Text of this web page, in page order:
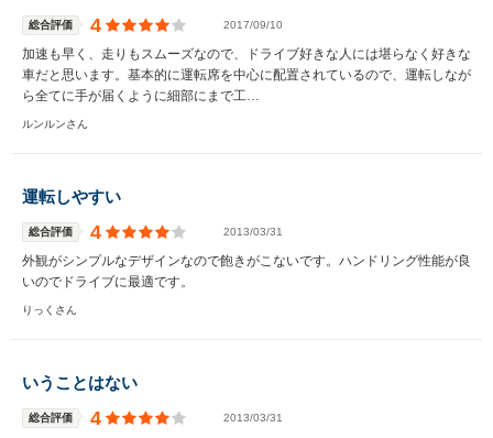
総合評価 4 2017/09/10
加速も早く、走りもスムーズなので、ドライブ好きな人には堪らなく好きな
車だと思います。基本的に運転席を中心に配置されているので、運転しなが
ら全てに手が届くように細部にまで工…
ルンルンさん
運転しやすい
総合評価 4 2013/03/31
外観がシンプルなデザインなので飽きがこないです。ハンドリング性能が良
いのでドライブに最適です。
りっくさん
いうことはない
総合評価 4 2013/03/31